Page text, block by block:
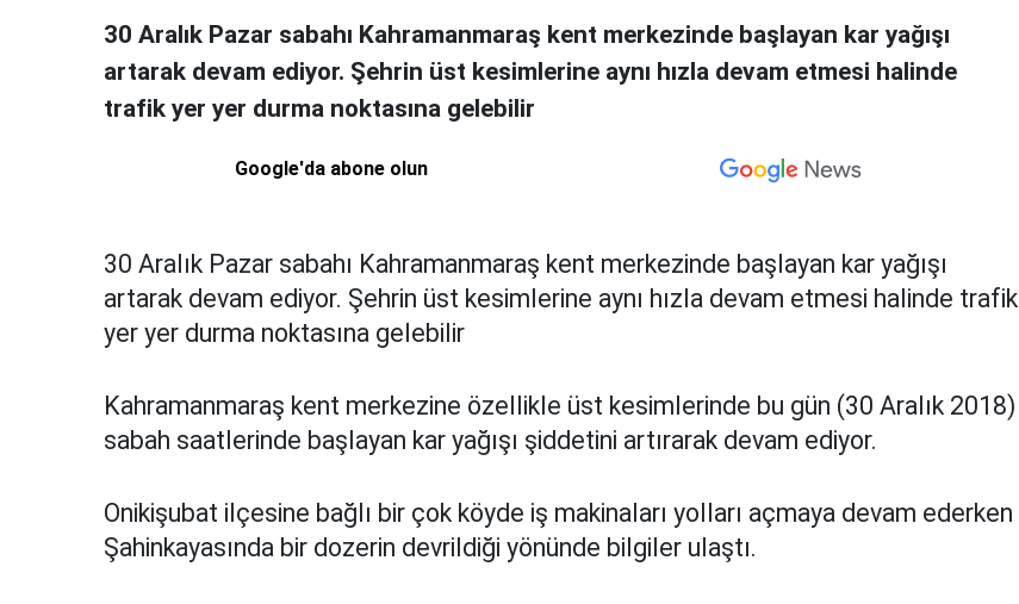
30 Aralık Pazar sabahı Kahramanmaraş kent merkezinde başlayan kar yağışı
artarak devam ediyor. Şehrin üst kesimlerine aynı hızla devam etmesi halinde
trafik yer yer durma noktasına gelebilir
Google'da abone olun
30 Aralık Pazar sabahı Kahramanmaraş kent merkezinde başlayan kar yağışı
artarak devam ediyor. Şehrin üst kesimlerine aynı hızla devam etmesi halinde trafik
yer yer durma noktasına gelebilir
Kahramanmaraş kent merkezine özellikle üst kesimlerinde bu gün (30 Aralık 2018)
sabah saatlerinde başlayan kar yağışı şiddetini artırarak devam ediyor.
Onikişubat ilçesine bağlı bir çok köyde iş makinaları yolları açmaya devam ederken
Şahinkayasında bir dozerin devrildiği yönünde bilgiler ulaştı.